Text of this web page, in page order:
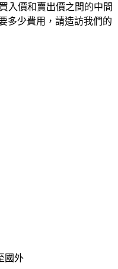
入價和賣出價之間的中間
多少費用，請造訪我們的
國外